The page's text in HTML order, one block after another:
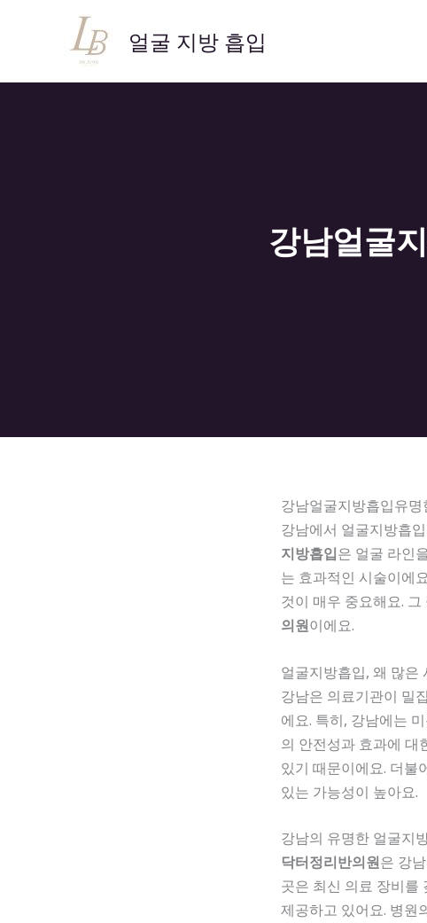
로
얼굴 지방 흡입
강남얼굴
강남얼굴지방흡입유
강남에서 얼굴지방흡
지방흡입은 얼굴 라인
는 효과적인 시술이에
것이 매우 중요해요. 그
의원이에요.
얼굴지방흡입, 왜 많은
강남은 의료기관이 밀
에요. 특히, 강남에는
의 안전성과 효과에 대
있기 때문이에요. 더불
있는 가능성이 높아요.
강남의 유명한 얼굴지
닥터정리반의원은 강
곳은 최신 의료 장비를
제공하고 있어요. 병원